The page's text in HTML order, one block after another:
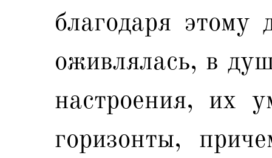
благодаря
оживлялась, в
настроения, их
горизонты,